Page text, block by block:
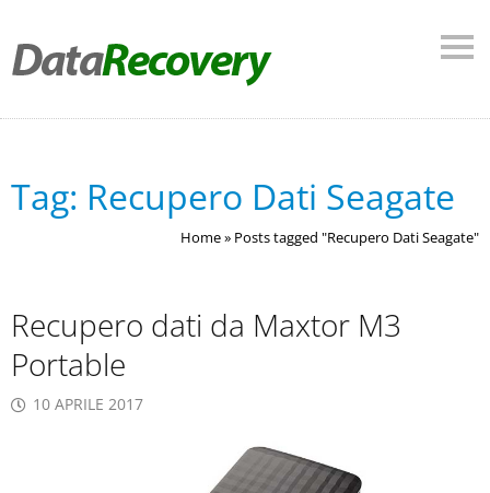
Tag: Recupero Dati Seagate
Home» Posts tagged "Recupero Dati Seagate"
Recupero dati da Maxtor M3
Portable
10 APRILE 2017